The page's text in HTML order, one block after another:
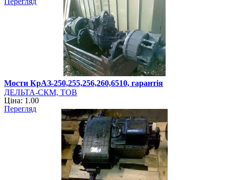
Мости КрАЗ-250,255,256,260,6510, гарантія
ДЕЛЬТА-СКМ, ТОВ
Ціна: 1.00
Перегляд